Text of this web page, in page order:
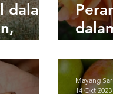
Mayang Sari
14 Okt 2023